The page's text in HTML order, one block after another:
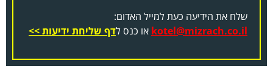
שלח את הידיעה כעת למייל האדום:
kotel@mizrach.co.ilאו כנס לדף שליחת ידיעות >>